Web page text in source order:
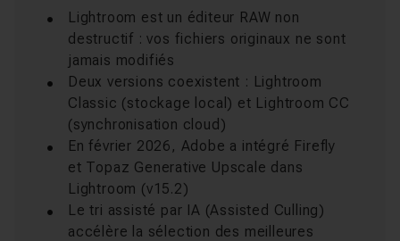
Lightroom est un éditeur RAW non
destructif : vos fichiers originaux ne sont
jamais modifiés
Deux versions coexistent : Lightroom
Classic (stockage local) et Lightroom CC
(synchronisation cloud)
En février 2026, Adobe a intégré Firefly
et Topaz Generative Upscale dans
Lightroom (v15.2)
Le tri assisté par IA (Assisted Culling)
accélère la sélection des meilleures